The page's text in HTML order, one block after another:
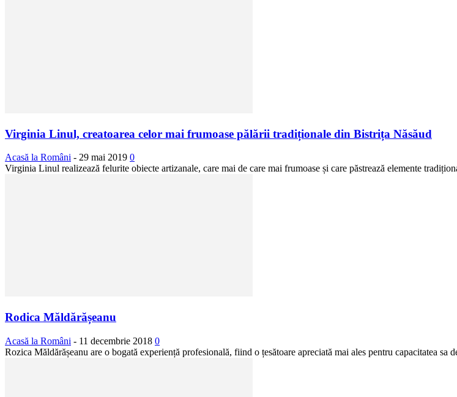
Virginia Linul, creatoarea celor mai frumoase pălării tradiționale din Bistrița Năsăud
Acasă la Români - 29 mai 2019 0
Virginia Linul realizează felurite obiecte artizanale, care mai de care mai frumoase și care păstrează elemente
Rodica Măldărășeanu
Acasă la Români - 11 decembrie 2018 0
Rozica Măldărășeanu are o bogată experiență profesională, fiind o țesătoare apreciată mai ales pentru capacitatea